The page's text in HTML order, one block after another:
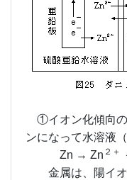
①イオン化傾向の
ンになって水溶液
Zn → Zn ２＋
金属は、陽イオ